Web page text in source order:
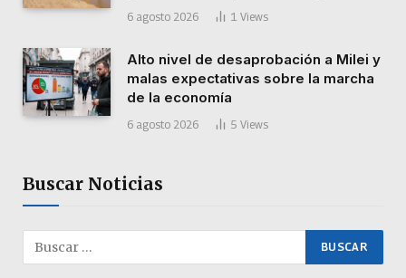
6 agosto 2026 1 Views
Alto nivel de desaprobación a Milei y
malas expectativas sobre la marcha
de la economía
6 agosto 2026 5 Views
Buscar Noticias